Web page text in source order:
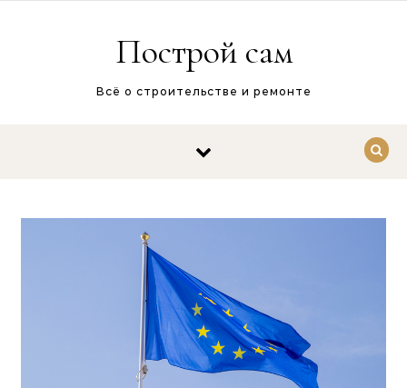
Построй сам
Всё о строительстве и ремонте